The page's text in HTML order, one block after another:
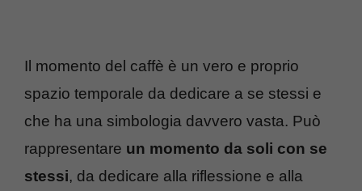
Il momento del caffè è un vero e proprio
spazio temporale da dedicare a se stessi e
che ha una simbologia davvero vasta. Può
rappresentare un momento da soli con se
stessi, da dedicare alla riflessione e alla